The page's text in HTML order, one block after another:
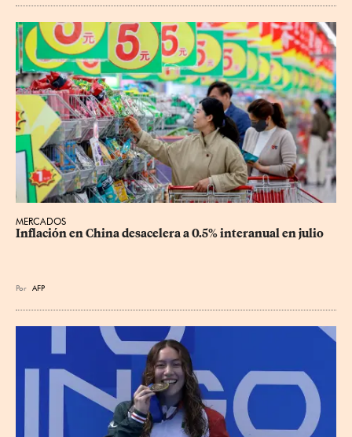
MERCADOS
Inflación en China desacelera a 0.5% interanual en julio
Por AFP